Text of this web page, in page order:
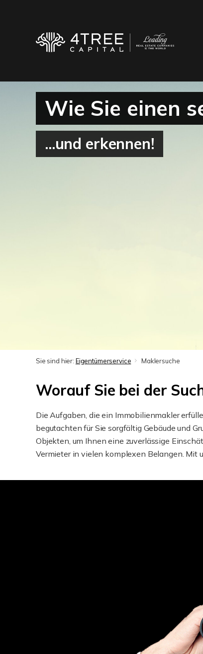
Wie Sie einen
...und erkennen!
Sie sind hier: Eigentümerservice Maklersuche
Worauf Sie bei der
Die Aufgaben, die ein Immobilienmakler
begutachten für Sie sorgfältig Gebäude und
Objekten, um Ihnen eine zuverlässige
Vermieter in vielen komplexen Belangen. Mit